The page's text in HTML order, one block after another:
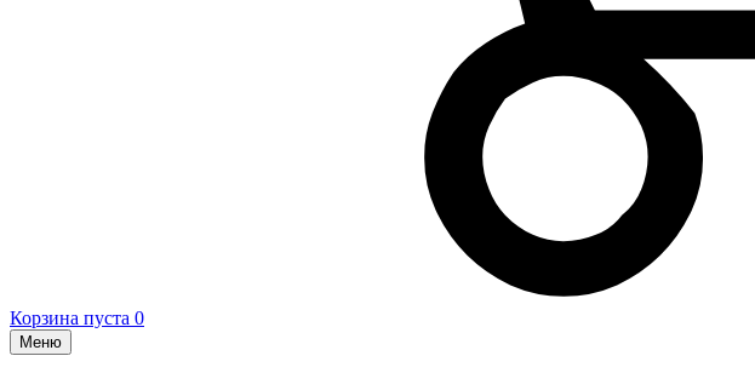
Корзина пуста 0
Меню